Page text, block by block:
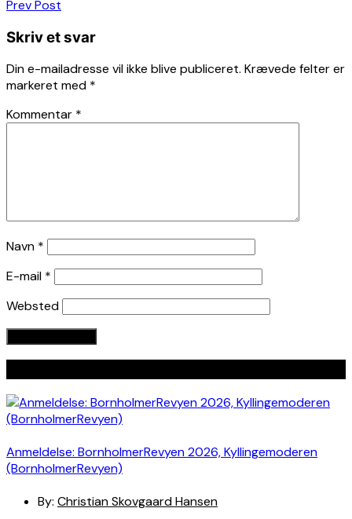
Indlægsnavigation
Prev Post
Skriv et svar
Din e-mailadresse vil ikke blive publiceret. Krævede felter er
markeret med *
Kommentar *
Navn *
E-mail *
Websted
Anmeldelse: BornholmerRevyen 2026, Kyllingemoderen
(BornholmerRevyen)
By: Christian Skovgaard Hansen